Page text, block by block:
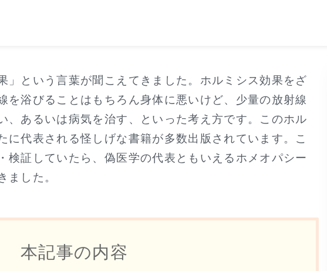
」という言葉が聞こえてきました。ホルミシス効果をざ
を浴びることはもちろん身体に悪いけど、少量の放射線
、あるいは病気を治す、といった考え方です。このホル
に代表される怪しげな書籍が多数出版されています。こ
検証していたら、偽医学の代表ともいえるホメオパシー
ました。
本記事の内容